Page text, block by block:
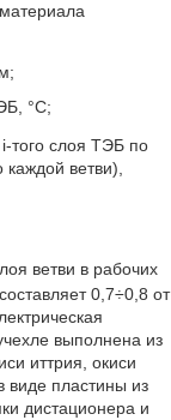
°С;
того слоя ТЭБ по
ветви),
ветви в рабочих
0,7÷0,8 от
выполнена из
иттрия, окиси
виде пластины из
дистационера и